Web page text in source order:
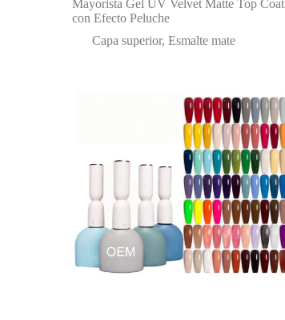
Mayorista Gel UV Velvet Matte Top Coat
con Efecto Peluche
Capa superior,Esmalte mate